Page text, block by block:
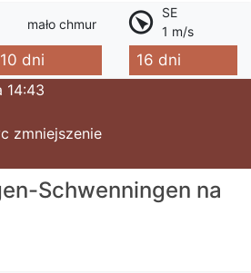
mało chmur
SE
1 m/s
10 dni
16 dni
14:43
zmniejszenie
Schwenningen na